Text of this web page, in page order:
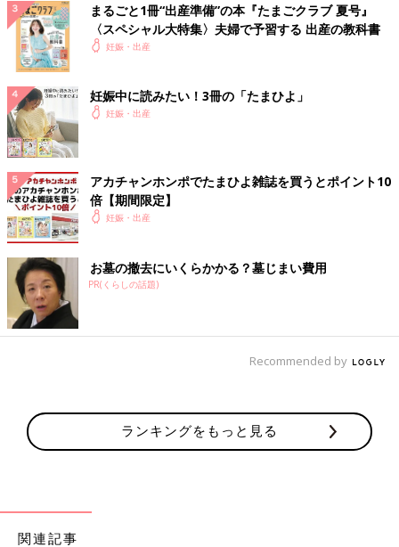
ただし、妊娠中はいつ体調に変化が起こるかわかりません。仕
事をしていると、ついつい無理をしてしまいがちです。おなかの
赤ちゃんを守ることができるのはママだけです。
仕事はペースダウンし、帰宅後や休日はゆっくり休むことが大
切です。出血や下腹部痛など異変があれば、早めに受診しましょ
う。
市川香織 先生
文京学院大学保健医療技術学部看護学科准教授 一般社団
法人産前産後ケア推進協会 代表理事 日本助産師会出版 取
締役、助産師
大学病院、助産師学校教員、厚生労働省、日本助産師会事
女性の生涯の健康を支援する活動を行っています。
まるごと1冊“出産準備”の本『たまごクラブ 夏号』
〈スペシャル大特集〉夫婦で予習する 出産の教科書
妊娠・出産
妊娠中に読みたい！3冊の「たまひよ」
妊娠・出産
アカチャンホンポでたまひよ雑誌を買うとポイント10
倍【期間限定】
妊娠・出産
お墓の撤去にいくらかかる？墓じまい費用
PR(くらしの話題)
Recommended by
ランキングをもっと見る
関連記事